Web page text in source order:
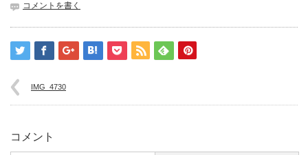
コメントを書く
IMG_4730
コメント